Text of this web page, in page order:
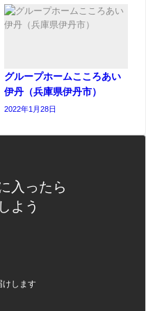
グループホームこころあい
伊丹（兵庫県伊丹市）
2022年1月28日
入ったら
よう
けします